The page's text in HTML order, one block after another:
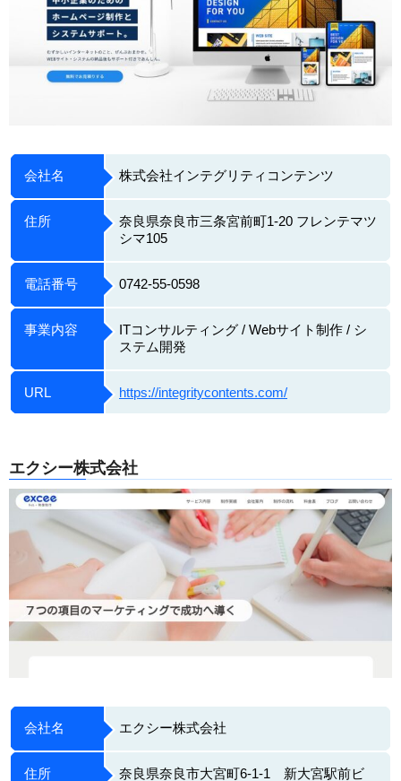
会社名 株式会社インテグリティコンテンツ
住所
奈良県奈良市三条宮前町1-20 フレンテマツ
シマ105
電話番号 0742-55-0598
事業内容
ITコンサルティング / Webサイト制作 / シ
ステム開発
URL https://integritycontents.com/
エクシー株式会社
会社名 エクシー株式会社
住所
奈良県奈良市大宮町6-1-1 新大宮駅前ビ